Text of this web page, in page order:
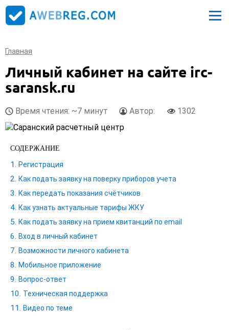
Главная
Личный кабинет на сайте irc-
saransk.ru
Время чтения: ~7 минут Автор: 1302
СОДЕРЖАНИЕ
Регистрация
Как подать заявку на поверку приборов учета
Как передать показания счётчиков
Как узнать актуальные тарифы ЖКУ
Как подать заявку на прием квитанций по email
Вход в личный кабинет
Возможности личного кабинета
Мобильное приложение
Вопрос-ответ
Техническая поддержка
Видео по теме